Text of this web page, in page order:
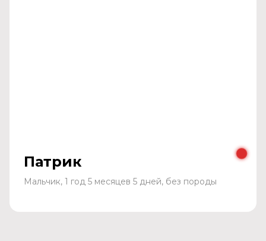
Патрик
Мальчик, 1 год 5 месяцев 5 дней, без породы